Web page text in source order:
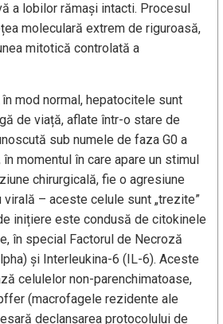
a lobilor rămași intacti. Procesul
moleculară extrem de riguroasă,
mitotică controlată a
mod normal, hepatocitele sunt
de viață, aflate într-o stare de
sub numele de faza G0 a
momentul în care apare un stimul
chirurgicală, fie o agresiune
– aceste celule sunt „trezite”
inițiere este condusă de citokinele
în special Factorul de Necroză
și Interleukina-6 (IL-6). Aceste
celulelor non-parenchimatoase,
(macrofagele rezidente ale
declanșarea protocolului de